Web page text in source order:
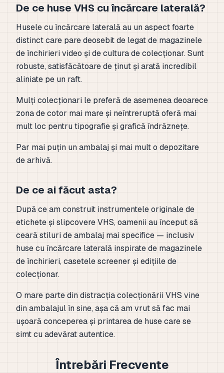
De ce huse VHS cu încărcare laterală?
Husele cu încărcare laterală au un aspect foarte
distinct care pare deosebit de legat de magazinele
de închirieri video și de cultura de colecționar. Sunt
robuste, satisfăcătoare de ținut și arată incredibil
aliniate pe un raft.
Mulți colecționari le preferă de asemenea deoarece
zona de cotor mai mare și neîntreruptă oferă mai
mult loc pentru tipografie și grafică îndrăznețe.
Par mai puțin un ambalaj și mai mult o depozitare
de arhivă.
De ce ai făcut asta?
După ce am construit instrumentele originale de
etichete și slipcovere VHS, oamenii au început să
ceară stiluri de ambalaj mai specifice — inclusiv
huse cu încărcare laterală inspirate de magazinele
de închirieri, casetele screener și edițiile de
colecționar.
O mare parte din distracția colecționării VHS vine
din ambalajul în sine, așa că am vrut să fac mai
ușoară conceperea și printarea de huse care se
simt cu adevărat autentice.
Întrebări Frecvente